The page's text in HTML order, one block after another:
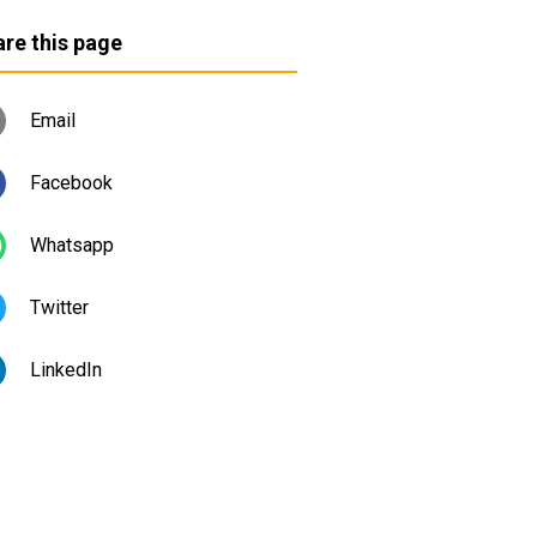
this page
Email
Facebook
Whatsapp
Twitter
LinkedIn